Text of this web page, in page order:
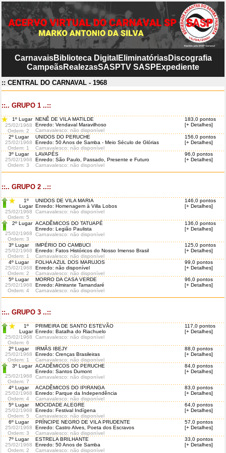
CarnavaisBiblioteca Digital EliminatóriasDiscografia
CampeãsRealezasSASPTV SASP Expediente
:: CENTRAL DO CARNAVAL - 1968
::.. GRUPO 1 ..::
1º Lugar
25/02/1968
Ordem: 2
NENÊ DE VILA MATILDE
Enredo: Vendaval Maravilhoso
Carnavalesco: não disponível
183,0 pontos
[+ Detalhes]
2º Lugar
25/02/1968
Ordem: 1
UNIDOS DO PERUCHE
Enredo: 50 Anos de Samba - Meio Século de Glórias
Carnavalesco: não disponível
156,0 pontos
[+ Detalhes]
3º Lugar
25/02/1968
Ordem: 3
LAVAPÉS
Enredo: São Paulo, Passado, Presente e Futuro
Carnavalesco: não disponível
96,0 pontos
[+ Detalhes]
::.. GRUPO 2 ..::
1º
Lugar
25/02/1968
Ordem: 5
UNIDOS DE VILA MARIA
Enredo: Homenagem à Villa Lobos
Carnavalesco: não disponível
146,0 pontos
[+ Detalhes]
2º Lugar
25/02/1968
Ordem: 3
ACADÊMICOS DO TATUAPÉ
Enredo: Legião Paulista
Carnavalesco: não disponível
136,0 pontos
[+ Detalhes]
3º Lugar
25/02/1968
Ordem: 1
IMPÉRIO DO CAMBUCI
Enredo: Fatos Históricos do Nosso Imenso Brasil
Carnavalesco: não disponível
125,0 pontos
[+ Detalhes]
4º Lugar
25/02/1968
Ordem: 2
FOLHA AZUL DOS MARUJOS
Enredo: não disponível
Carnavalesco: não disponível
99,0 pontos
[+ Detalhes]
5º Lugar
25/02/1968
Ordem: 4
MORRO DA CASA VERDE
Enredo: Almirante Tamandaré
Carnavalesco: não disponível
96,0 pontos
[+ Detalhes]
::.. GRUPO 3 ..::
1º
Lugar
25/02/1968
Ordem: 6
PRIMEIRA DE SANTO ESTEVÃO
Enredo: Batalha do Riachuelo
Carnavalesco: não disponível
117,0 pontos
[+ Detalhes]
2º Lugar
25/02/1968
Ordem: 1
IRMÃS IBEJY
Enredo: Crenças Brasileiras
Carnavalesco: não disponível
88,0 pontos
[+ Detalhes]
3º Lugar
25/02/1968
Ordem: 7
ACADÊMICOS DO PERUCHE
Enredo: Santos Dumont
Carnavalesco: não disponível
84,0 pontos
[+ Detalhes]
4º Lugar
25/02/1968
Ordem: 4
ACADÊMICOS DO IPIRANGA
Enredo: Parque da Independência
Carnavalesco: não disponível
83,0 pontos
[+ Detalhes]
5º Lugar
25/02/1968
Ordem: 5
MOCIDADE ALEGRE
Enredo: Festival Indígena
Carnavalesco: não disponível
64,0 pontos
[+ Detalhes]
6º Lugar
25/02/1968
Ordem: 3
PRÍNCIPE NEGRO DE VILA PRUDENTE
Enredo: Castro Alves, Poeta dos Escravos
Carnavalesco: não disponível
57,0 pontos
[+ Detalhes]
7º Lugar
25/02/1968
Ordem: 2
ESTRELA BRILHANTE
Enredo: 50 Anos de Samba
Carnavalesco: não disponível
33,0 pontos
[+ Detalhes]